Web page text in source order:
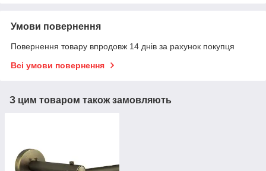
Умови повернення
Повернення товару впродовж 14 днів за рахунок покупця
Всі умови повернення
З цим товаром також замовляють